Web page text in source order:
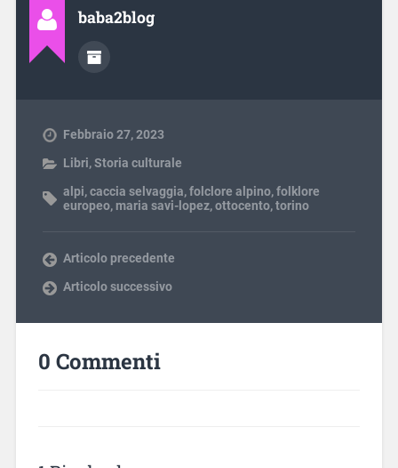
baba2blog
Febbraio 27, 2023
Libri,Storia culturale
alpi,caccia selvaggia,folclore alpino,folklore
europeo, maria savi-lopez,ottocento,torino
Articolo precedente
Articolo successivo
0 Commenti